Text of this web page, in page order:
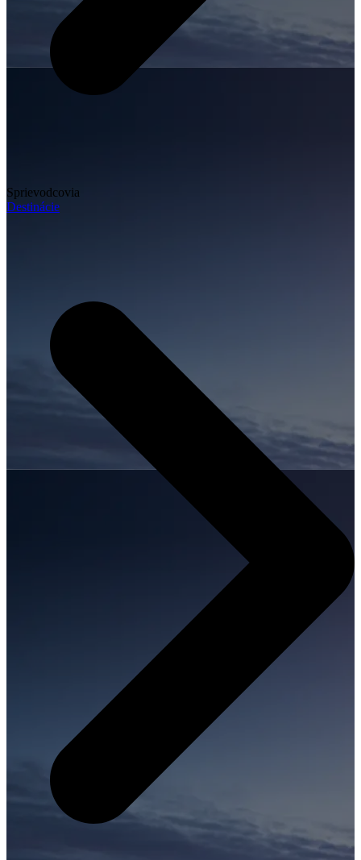
Sprievodcovia
Destinácie